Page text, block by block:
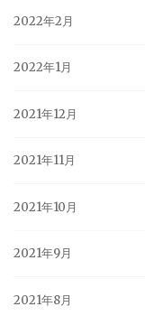
2022年2月
2022年1月
2021年12月
2021年11月
2021年10月
2021年9月
2021年8月